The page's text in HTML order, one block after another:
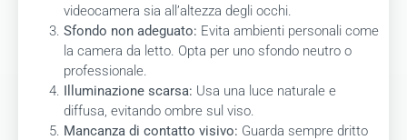
videocamera sia all’altezza degli occhi.
Sfondo non adeguato: Evita ambienti personali come
la camera da letto. Opta per uno sfondo neutro o
professionale.
Illuminazione scarsa: Usa una luce naturale e
diffusa, evitando ombre sul viso.
Mancanza di contatto visivo: Guarda sempre dritto